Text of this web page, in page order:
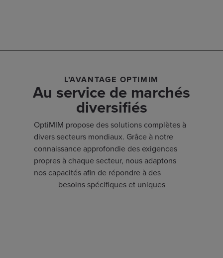
L’AVANTAGE OPTIMIM
Au service de marchés
diversifiés
OptiMIM propose des solutions complètes à
divers secteurs mondiaux. Grâce à notre
connaissance approfondie des exigences
propres à chaque secteur, nous adaptons
nos capacités afin de répondre à des
besoins spécifiques et uniques